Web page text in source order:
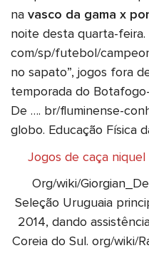
na vasco da gama x
noite desta quarta-feira.
com/sp/futebol/
no sapato”, jogos fora
temporada do
De …. br/fluminense-
globo. Educação Física
Jogos de caça niquel
Org/wiki/
Seleção Uruguaia
2014, dando
Coreia do Sul. org/wiki/